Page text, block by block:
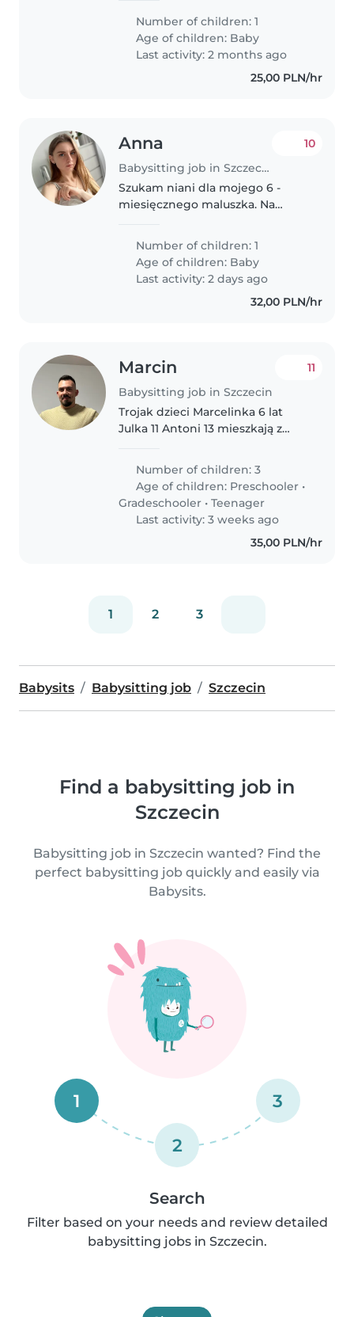
poniedziałku do piątku, wachlarz
godzinowy od 8:00 do 17:00.
Godziny pracy uzgadniam
Number of children: 1
Age of children: Baby
Last activity: 2 months ago
25,00 PLN/hr
Anna
Babysitting job in Szczecin
10
Szukam niani dla mojego 6 -
miesięcznego maluszka. Na
pomocy 3 razy w tygodniu po 3–4
godziny, a w przyszłości –
stopniowe przejście na pełny
etat (bliżej..
Number of children: 1
Age of children: Baby
Last activity: 2 days ago
32,00 PLN/hr
Marcin
Babysitting job in Szczecin
11
Trojak dzieci Marcelinka 6 lat
Julka 11 Antoni 13 mieszkają z
rozwodzie
Number of children: 3
Age of children: Preschooler •
Gradeschooler •Teenager
Last activity: 3 weeks ago
35,00 PLN/hr
1 2 3
Babysits Babysitting job Szczecin
Find a babysitting job in
Szczecin
Babysitting job in Szczecin wanted? Find the
perfect babysitting job quickly and easily via
Babysits.
1
2
3
Search
Filter based on your needs and review detailed
babysitting jobs in Szczecin.